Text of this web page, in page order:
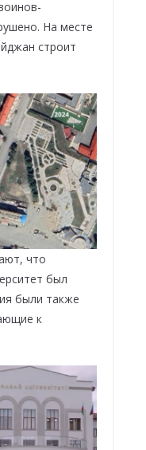
На месте
строит
что
был
были также
к